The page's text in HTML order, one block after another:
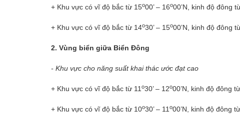
+ Khu vực có vĩ độ bắc từ 15o00’ – 16o00’N, kinh độ đông
+ Khu vực có vĩ độ bắc từ 14o30’ – 15o00’N, kinh độ đông
2. Vùng biển giữa Biển Đông
- Khu vực cho năng suất khai thác ước đạt cao
+ Khu vực có vĩ độ bắc từ 11 o30’ – 12o00’N, kinh độ đông
+ Khu vực có vĩ độ bắc từ 10o30’ – 11 o00’N, kinh độ đông